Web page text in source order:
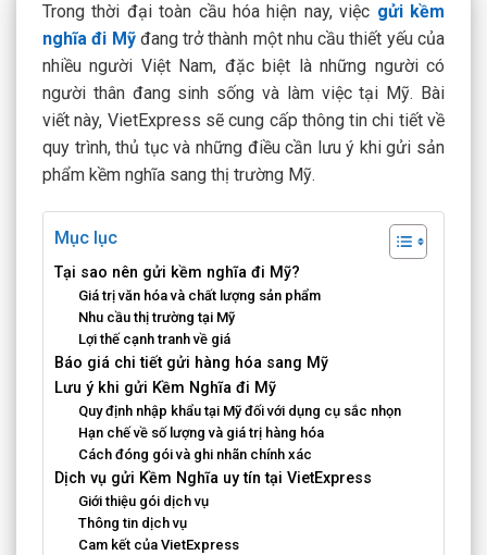
Trong thời đại toàn cầu hóa hiện nay, việc gửi kềm
nghĩa đi Mỹđang trở thành một nhu cầu thiết yếu của
nhiều người Việt Nam, đặc biệt là những người có
người thân đang sinh sống và làm việc tại Mỹ. Bài
viết này, VietExpress sẽ cung cấp thông tin chi tiết về
quy trình, thủ tục và những điều cần lưu ý khi gửi sản
phẩm kềm nghĩa sang thị trường Mỹ.
Mục lục
Tại sao nên gửi kềm nghĩa đi Mỹ?
Giá trị văn hóa và chất lượng sản phẩm
Nhu cầu thị trường tại Mỹ
Lợi thế cạnh tranh về giá
Báo giá chi tiết gửi hàng hóa sang Mỹ
Lưu ý khi gửi Kềm Nghĩa đi Mỹ
Quy định nhập khẩu tại Mỹ đối với dụng cụ sắc nhọn
Hạn chế về số lượng và giá trị hàng hóa
Cách đóng gói và ghi nhãn chính xác
Dịch vụ gửi Kềm Nghĩa uy tín tại VietExpress
Giới thiệu gói dịch vụ
Thông tin dịch vụ
Cam kết của VietExpress